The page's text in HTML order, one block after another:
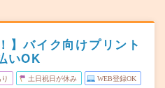
】バイク向けプリント
いOK
土日祝日が休み WEB登録OK